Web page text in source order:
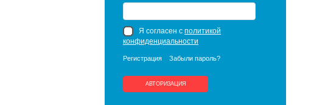
Я согласен с политикой
конфиденциальности
Регистрация Забыли пароль?
АВТОРИЗАЦИЯ